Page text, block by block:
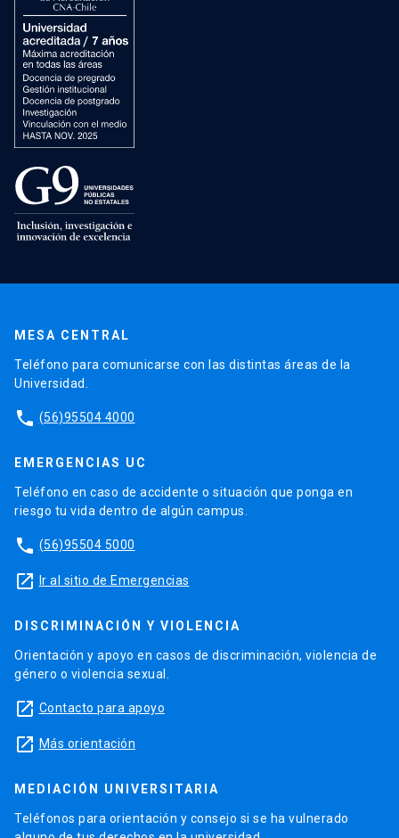
MESA CENTRAL
Teléfono para comunicarse con las distintas áreas de la
Universidad.
phone (56)95504 4000
EMERGENCIAS UC
Teléfono en caso de accidente o situación que ponga en
riesgo tu vida dentro de algún campus.
phone (56)95504 5000
launch Ir al sitio de Emergencias
DISCRIMINACIÓN Y VIOLENCIA
Orientación y apoyo en casos de discriminación, violencia de
género o violencia sexual.
launch Contacto para apoyo
launch Más orientación
MEDIACIÓN UNIVERSITARIA
Teléfonos para orientación y consejo si se ha vulnerado